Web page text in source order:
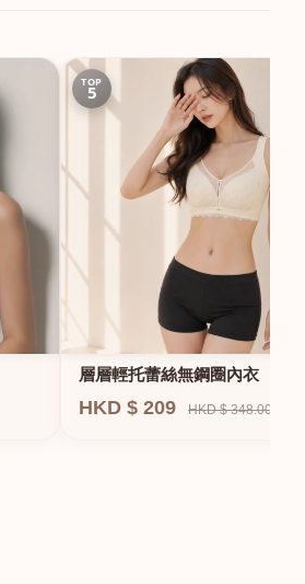
TOP
5
層層輕托蕾絲無鋼圈內衣
HKD $ 209 HKD $ 348.00